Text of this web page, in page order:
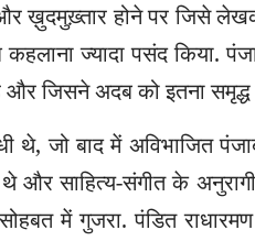
और ख़ुदमुख़्तार होने पर जिसे
ज्यादा पसंद किया.
जिसने अदब को इतना समृद्ध
थे, जो बाद में अविभाजित
और साहित्य-संगीत के
में गुजरा. पंडित